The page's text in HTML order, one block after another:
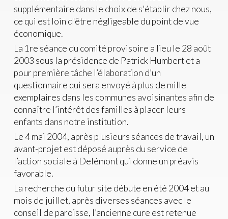
supplémentaire dans le choix de s'établir chez nous,
ce qui est loin d'être négligeable du point de vue
économique.
La 1re séance du comité provisoire a lieu le 28 août
2003 sous la présidence de Patrick Humbert et a
pour première tâche l’élaboration d’un
questionnaire qui sera envoyé à plus de mille
exemplaires dans les communes avoisinantes afin de
connaître l’intérêt des familles à placer leurs
enfants dans notre institution.
Le 4 mai 2004, après plusieurs séances de travail, un
avant-projet est déposé auprès du service de
l’action sociale à Delémont qui donne un préavis
favorable.
La recherche du futur site débute en été 2004 et au
mois de juillet, après diverses séances avec le
conseil de paroisse, l’ancienne cure est retenue